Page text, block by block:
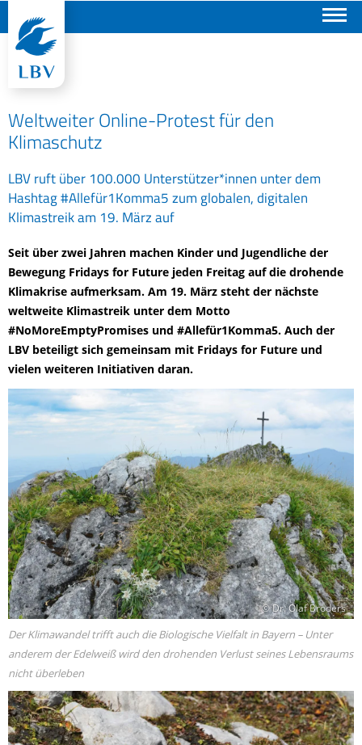
Weltweiter Online-Protest für den
Klimaschutz
LBV ruft über 100.000 Unterstützer*innen unter dem
Hashtag #Allefür1Komma5 zum globalen, digitalen
Klimastreik am 19. März auf
Seit über zwei Jahren machen Kinder und Jugendliche der
Bewegung Fridays for Future jeden Freitag auf die drohende
Klimakrise aufmerksam. Am 19. März steht der nächste
weltweite Klimastreik unter dem Motto
#NoMoreEmptyPromises und #Allefür1Komma5. Auch der
LBV beteiligt sich gemeinsam mit Fridays for Future und
vielen weiteren Initiativen daran.
© Dr. Olaf Broders
Der Klimawandel trifft auch die Biologische Vielfalt in Bayern – Unter
anderem der Edelweiß wird den drohenden Verlust seines Lebensraums
nicht überleben